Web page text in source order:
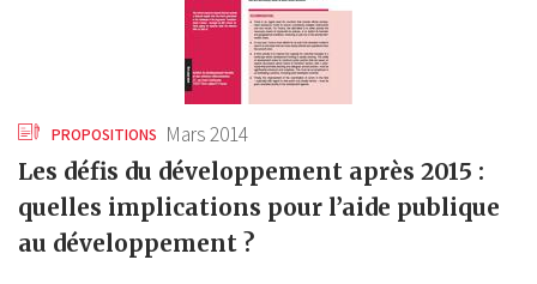
PROPOSITIONS Mars 2014
Les défis du développement après 2015 :
quelles implications pour l’aide publique
au développement ?